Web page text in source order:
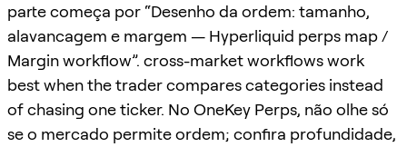
parte começa por “Desenho da ordem: tamanho,
alavancagem e margem — Hyperliquid perps map /
Margin workflow”. cross-market workflows work
best when the trader compares categories instead
of chasing one ticker. No OneKey Perps, não olhe só
se o mercado permite ordem; confira profundidade,